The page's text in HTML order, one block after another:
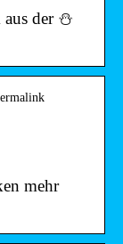
der ⛄️
mehr